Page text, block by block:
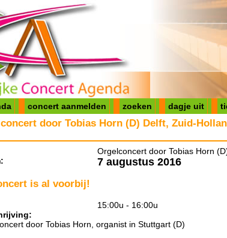
concert aanmelden zoeken dagje uit
door Tobias Horn (D) Delft, Zuid-
Orgelconcert door Tobias Horn
7 augustus 2016
is al voorbij!
15:00u - 16:00u
door Tobias Horn, organist in Stuttgart (D)